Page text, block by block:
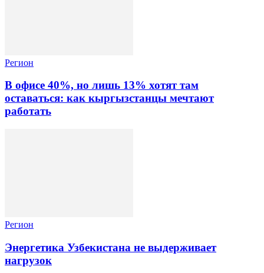
Регион
В офисе 40%, но лишь 13% хотят там
оставаться: как кыргызстанцы мечтают
работать
Регион
Энергетика Узбекистана не выдерживает
нагрузок